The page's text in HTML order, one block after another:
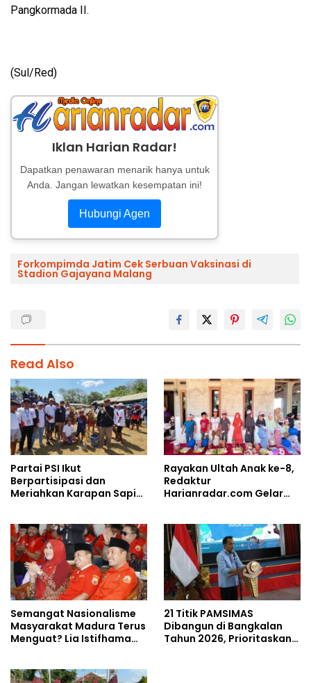
Pangkormada II.
(Sul/Red)
Iklan Harian Radar!
Dapatkan penawaran menarik hanya untuk
Anda. Jangan lewatkan kesempatan ini!
Hubungi Agen
Forkompimda Jatim Cek Serbuan Vaksinasi di
Stadion Gajayana Malang
Read Also
Partai PSI Ikut
Berpartisipasi dan
Meriahkan Karapan Sapi
Rayakan Ultah Anak ke-8,
Redaktur
Harianradar.com Gelar
Semangat Nasionalisme
Masyarakat Madura Terus
Menguat? Lia Istifhama
NKRI
21 Titik PAMSIMAS
Dibangun di Bangkalan
Tahun 2026, Prioritaskan